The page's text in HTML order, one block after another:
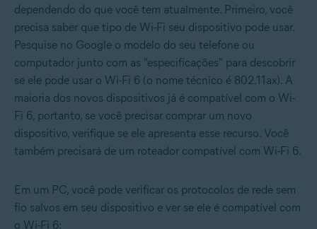
dependendo do que você tem atualmente. Primeiro, você
precisa saber que tipo de Wi-Fi seu dispositivo pode usar.
Pesquise no Google o modelo do seu telefone ou
computador junto com as "especificações" para descobrir
se ele pode usar o Wi-Fi 6 (o nome técnico é 802.11ax). A
maioria dos novos dispositivos já é compatível com o Wi-
Fi 6, portanto, se você precisar comprar um novo
dispositivo, verifique se ele apresenta esse recurso. Você
também precisará de um roteador compatível com Wi-Fi 6.
Em um PC, você pode verificar os protocolos de rede sem
fio salvos em seu dispositivo e ver se ele é compatível com
o Wi-Fi 6: